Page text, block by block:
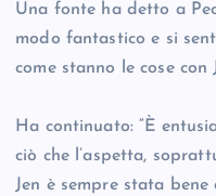
Una fonte ha detto a
modo fantastico e si
come stanno le cose con
Ha continuato: “È
ciò che l’aspetta,
Jen è sempre stata